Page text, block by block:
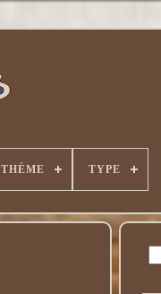
THÈME TYPE